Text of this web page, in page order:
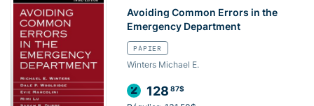
Avoiding Common Errors in the
Emergency Department
PAPIER
Winters Michael E.
128 87$